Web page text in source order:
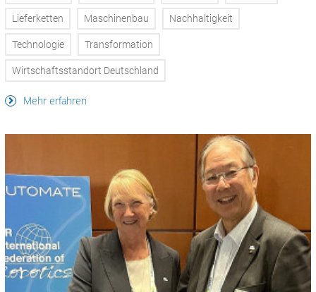
Lieferketten Maschinenbau Nachhaltigkeit
Technologie Transformation
Wirtschaftsstandort Deutschland
Mehr erfahren